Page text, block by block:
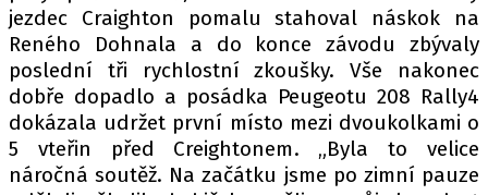
jezdec Craighton pomalu stahoval náskok na
Reného Dohnala a do konce závodu zbývaly
poslední tři rychlostní zkoušky. Vše nakonec
dobře dopadlo a posádka Peugeotu 208 Rally4
dokázala udržet první místo mezi dvoukolkami o
5 vteřin před Creightonem. „Byla to velice
náročná soutěž. Na začátku jsme po zimní pauze